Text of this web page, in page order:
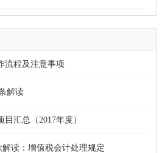
流程及注意事项
解读
汇总（2017年度）
解读：增值税会计处理规定